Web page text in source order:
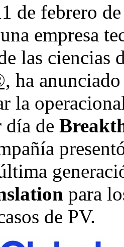
de febrero
empresa
las ciencias
ha
la
de
para
de PV.